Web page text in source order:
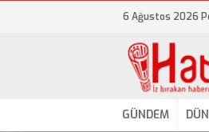
6 Ağustos 2026
GÜNDEM